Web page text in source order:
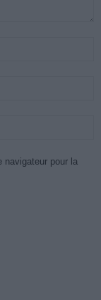
navigateur pour la